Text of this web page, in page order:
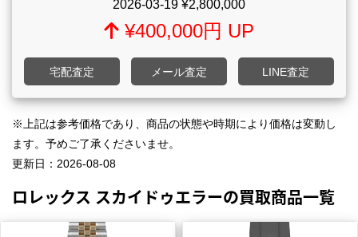
2026-03-19 ¥2,800,000
¥400,000円 UP
宅配査定 メール査定 LINE査定
※上記は参考価格であり、商品の状態や時期により価格は変動し
ます。予めご了承くださいませ。
更新日： 2026-08-08
ロレックス スカイドゥエラーの買取商品一覧